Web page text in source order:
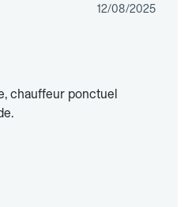
12/08/2025
chauffeur ponctuel